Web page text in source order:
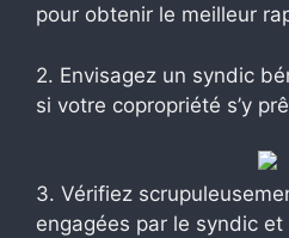
pour obtenir le meilleur
2. Envisagez un syndic
si votre copropriété s’y
3. Vérifiez
engagées par le syndic et